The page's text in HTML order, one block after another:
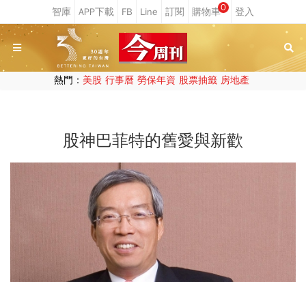
0
熱門： 美股 行事曆 勞保年資 股票抽籤 房地產
股神巴菲特的舊愛與新歡